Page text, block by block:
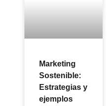
Marketing
Sostenible:
Estrategias y
ejemplos